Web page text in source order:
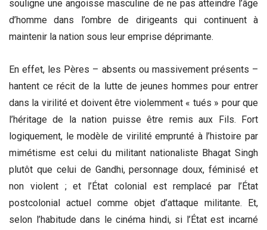
souligne une angoisse masculine de ne pas atteindre l’âge
d’homme dans l’ombre de dirigeants qui continuent à
maintenir la nation sous leur emprise déprimante.
En effet, les Pères – absents ou massivement présents –
hantent ce récit de la lutte de jeunes hommes pour entrer
dans la virilité et doivent être violemment « tués » pour que
l’héritage de la nation puisse être remis aux Fils. Fort
logiquement, le modèle de virilité emprunté à l’histoire par
mimétisme est celui du militant nationaliste Bhagat Singh
plutôt que celui de Gandhi, personnage doux, féminisé et
non violent ; et l’État colonial est remplacé par l’État
postcolonial actuel comme objet d’attaque militante. Et,
selon l’habitude dans le cinéma hindi, si l’État est incarné